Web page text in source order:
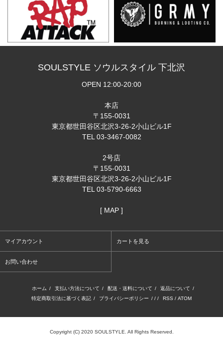
SOULSTYLE ソウルスタイル 下北沢
OPEN 12:00-20:00
本店
〒155-0031
東京都世田谷区北沢3-26-2小山ビル1F
TEL 03-3467-0082
2号店
〒155-0031
東京都世田谷区北沢3-26-2小山ビル1F
TEL 03-5790-6663
[ MAP ]
マイアカウント カートを見る
お問い合わせ
ホーム / 支払い方法について / 配送・送料について / 返品について /
特定商取引法に基づく表記 / プライバシーポリシー / / / RSS / ATOM
Copyright (C) 2020 SOULSTYLE. All Rights Reserved.